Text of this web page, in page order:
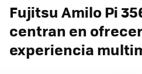
Fujitsu Amilo Pi
centran en
experiencia